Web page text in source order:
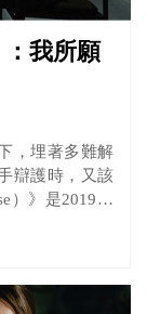
：我所願
，埋著多難解
辯護時，又該
）》是2019年
，接下這起舉